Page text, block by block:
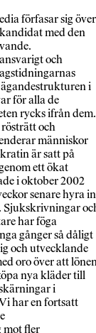
förfasar sig över
med den
och
i
för alla de
rycks ifrån dem.
och
människor
är satt på
ett ökat
i oktober 2002
senare hyra in
Sjukskrivningar
har föga
gånger så dåligt
och utvecklande
oro över att
nya kläder till
i
har en fortsatt
mot fler